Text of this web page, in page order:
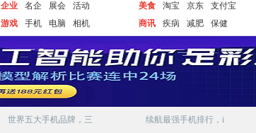
企业 名企 展会
活动
游戏
手机 电脑 相机
美食 淘宝 京东
支付宝
商讯
疾病 减肥 保健
世界五大手机品牌，三
续航最强手机排行，i